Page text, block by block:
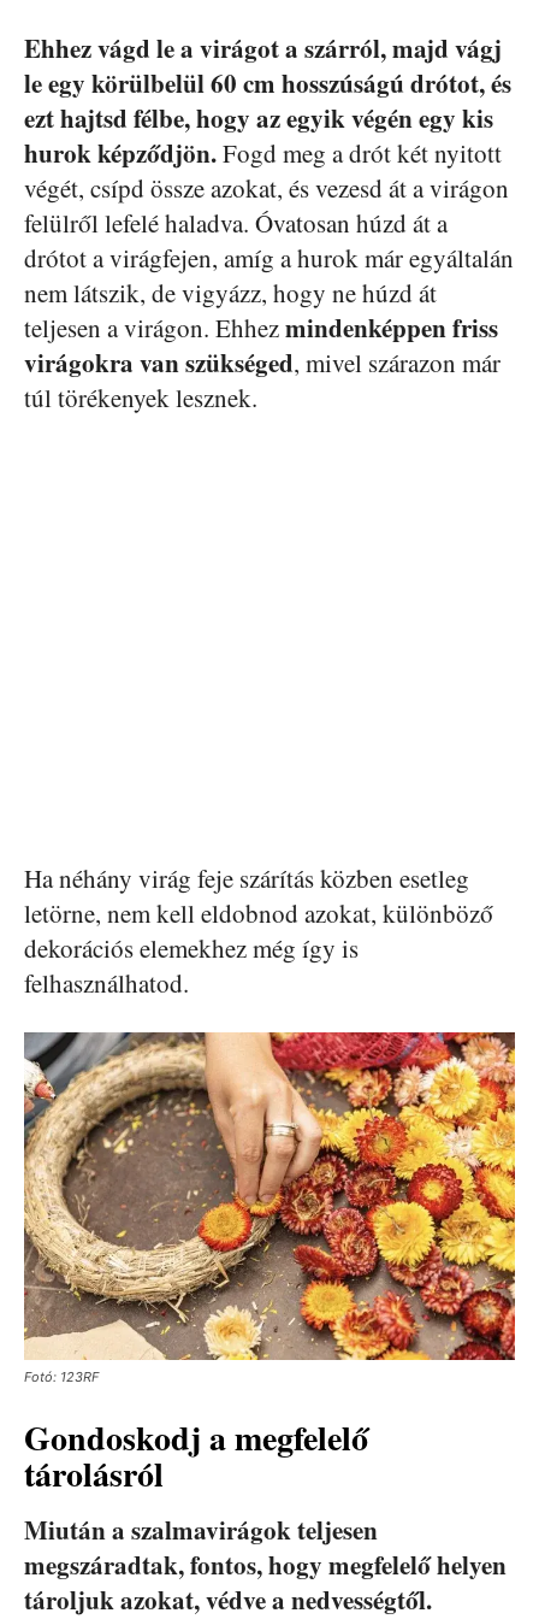
Ehhez vágd le a virágot a szárról, majd vágj
le egy körülbelül 60 cm hosszúságú drótot, és
ezt hajtsd félbe, hogy az egyik végén egy kis
hurok képződjön.Fogd meg a drót két nyitott
végét, csípd össze azokat, és vezesd át a virágon
felülről lefelé haladva. Óvatosan húzd át a
drótot a virágfejen, amíg a hurok már egyáltalán
nem látszik, de vigyázz, hogy ne húzd át
teljesen a virágon. Ehhezmindenképpen friss
virágokra van szükséged, mivel szárazon már
túl törékenyek lesznek.
Ha néhány virág feje szárítás közben esetleg
letörne, nem kell eldobnod azokat, különböző
dekorációs elemekhez még így is
felhasználhatod.
Fotó: 123RF
Gondoskodj a megfelelő
tárolásról
Miután a szalmavirágok teljesen
megszáradtak, fontos, hogy megfelelő helyen
tároljuk azokat, védve a nedvességtől.